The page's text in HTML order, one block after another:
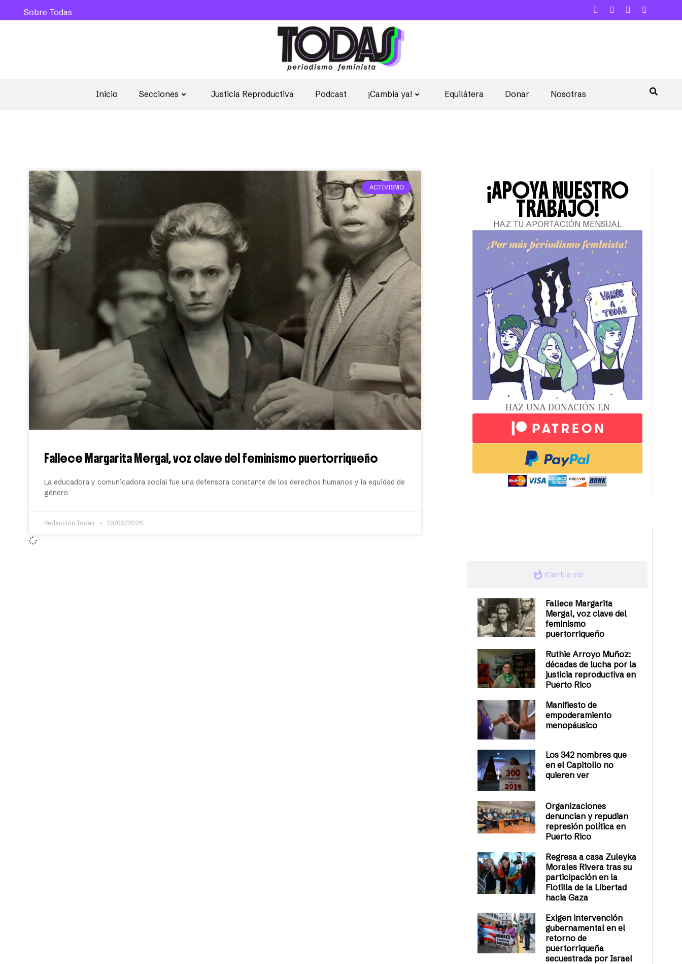
Inicio Secciones Justicia Reproductiva Podcast ¡Cambia ya! Equilátera Donar Nosotras
Sobre Todas
ACTIVISMO
Fallece Margarita Mergal, voz clave del feminismo puertorriqueño
La educadora y comunicadora social fue una defensora constante de los derechos humanos y la equidad de
género
Redacción Todas 23/03/2026
¡APOYA NUESTRO
TRABAJO!
HAZ TU APORTACIÓN MENSUAL
HAZ UNA DONACIÓN EN
whatshot ¡Cambia ya!
Fallece Margarita
Mergal, voz clave del
feminismo
puertorriqueño
Ruthie Arroyo Muñoz:
décadas de lucha por la
justicia reproductiva en
Puerto Rico
Manifiesto de
empoderamiento
menopáusico
Los 342 nombres que
en el Capitolio no
quieren ver
Organizaciones
denuncian y repudian
represión política en
Puerto Rico
Regresa a casa Zuleyka
Morales Rivera tras su
participación en la
Flotilla de la Libertad
hacia Gaza
Exigen intervención
gubernamental en el
retorno de
puertorriqueña
secuestrada por Israel